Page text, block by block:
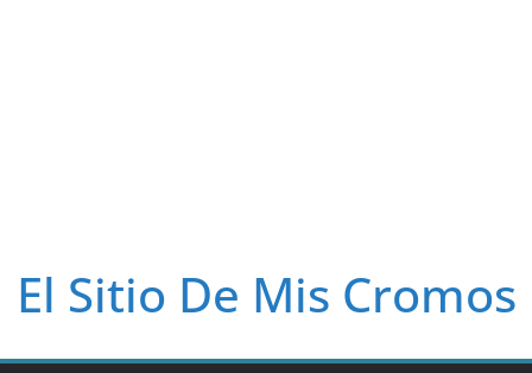
El Sitio De Mis Cromos